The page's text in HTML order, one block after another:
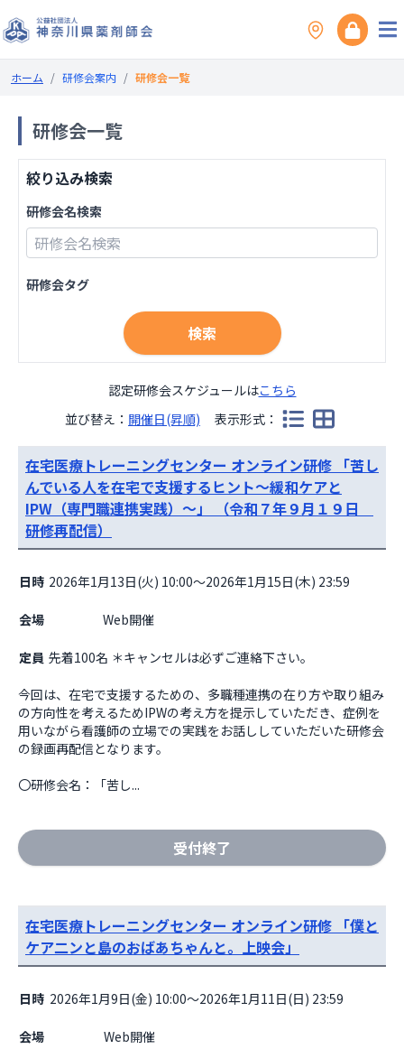
ホーム / 研修会案内 / 研修会一覧
研修会一覧
絞り込み検索
研修会名検索
研修会タグ
検索
認定研修会スケジュールはこちら
並び替え： 開催日(昇順) 表示形式：
在宅医療トレーニングセンター オンライン研修 「苦し
んでいる人を在宅で支援するヒント～緩和ケアと
IPW（専門職連携実践）～」 （令和７年９月１９日
研修再配信）
日時 2026年1月13日(火) 10:00～2026年1月15日(木) 23:59
会場
定員 先着100名 ＊キャンセルは必ずご連絡下さい。
今回は、在宅で支援するための、多職種連携の在り方や取り組み
の方向性を考えるためIPWの考え方を提示していただき、症例を
用いながら看護師の立場での実践をお話ししていただいた研修会
の録画再配信となります。
〇研修会名：「苦し...
受付終了
在宅医療トレーニングセンター オンライン研修 「僕と
ケア二ンと島のおばあちゃんと。上映会」
日時 2026年1月9日(金) 10:00～2026年1月11日(日) 23:59
会場